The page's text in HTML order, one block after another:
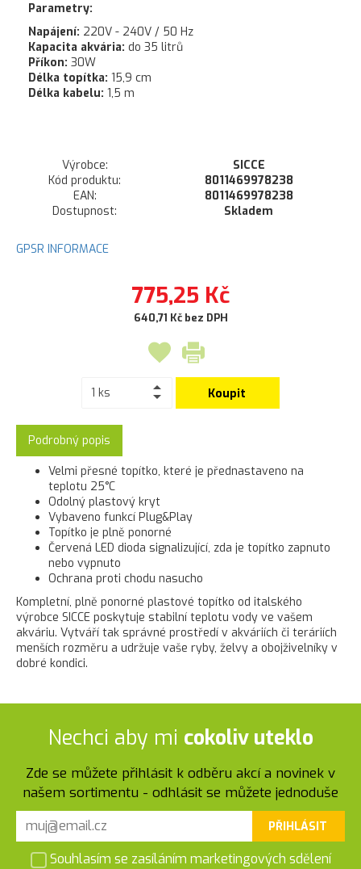
Parametry:
Napájení: 220V - 240V / 50 Hz
Kapacita akvária: do 35 litrů
Příkon: 30W
Délka topítka: 15,9 cm
Délka kabelu: 1,5 m
Výrobce:
SICCE
Kód produktu:
8011469978238
EAN:
8011469978238
Dostupnost:
Skladem
GPSR INFORMACE
775,25 Kč
640,71 Kč bez DPH
Koupit
Podrobný popis
Velmi přesné topítko, které je přednastaveno na
teplotu 25°C
Odolný plastový kryt
Vybaveno funkcí Plug&Play
Topítko je plně ponorné
Červená LED dioda signalizující, zda je topítko zapnuto
nebo vypnuto
Ochrana proti chodu nasucho
Kompletní, plně ponorné plastové topítko od italského
výrobce SICCE poskytuje stabilní teplotu vody ve vašem
akváriu. Vytváří tak správné prostředí v akváriích či teráriích
menších rozměru a udržuje vaše ryby, želvy a obojživelníky v
dobré kondici.
Nechci aby mi cokoliv uteklo
Zde se můžete přihlásit k odběru akcí a novinek v
našem sortimentu - odhlásit se můžete jednoduše
PŘIHLÁSIT
Souhlasím se zasíláním marketingových sdělení